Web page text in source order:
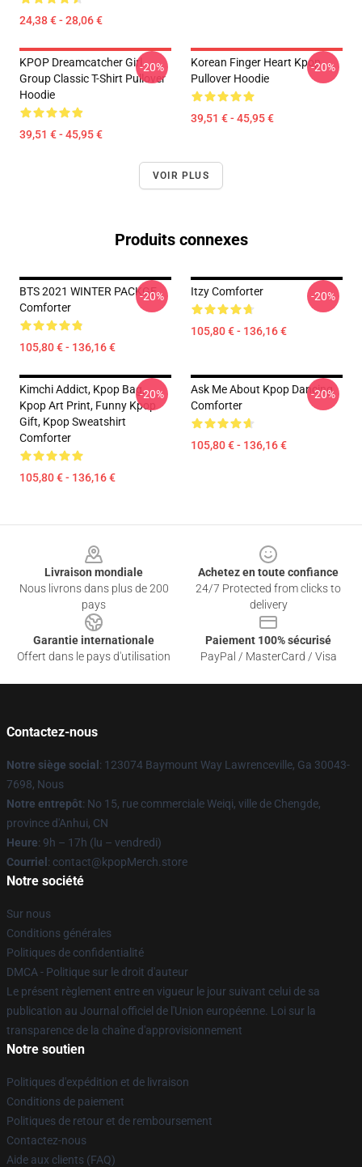
24,38 € - 28,06 €
KPOP Dreamcatcher Girl
Group Classic T-Shirt Pullover
Hoodie
39,51 € - 45,95 €
-20%
Korean Finger Heart Kpop
Pullover Hoodie
39,51 € - 45,95 €
-20%
VOIR PLUS
Produits connexes
BTS 2021 WINTER PACKGE
Comforter
105,80 € - 136,16 €
-20% Itzy Comforter
105,80 € - 136,16 €
-20%
Kimchi Addict, Kpop Bag,
Kpop Art Print, Funny Kpop
Gift, Kpop Sweatshirt
Comforter
105,80 € - 136,16 €
-20%
Ask Me About Kpop Dancing
Comforter
105,80 € - 136,16 €
-20%
Livraison mondiale
Nous livrons dans plus de 200
pays
Achetez en toute confiance
24/7 Protected from clicks to
delivery
Garantie internationale
Offert dans le pays d'utilisation
Paiement 100% sécurisé
PayPal / MasterCard / Visa
Contactez-nous
Notre siège social : 123074 Baymount Way Lawrenceville, Ga 30043-
7698, Nous
Notre entrepôt: No 15, rue commerciale Weiqi, ville de Chengde,
province d'Anhui, CN
Heure: 9h – 17h (lu – vendredi)
Courriel : contact@kpopMerch.store
Notre société
Sur nous
Conditions générales
Politiques de confidentialité
DMCA - Politique sur le droit d'auteur
Le présent règlement entre en vigueur le jour suivant celui de sa
publication au Journal officiel de l'Union européenne. Loi sur la
transparence de la chaîne d'approvisionnement
Notre soutien
Politiques d'expédition et de livraison
Conditions de paiement
Politiques de retour et de remboursement
Contactez-nous
Aide aux clients (FAQ)